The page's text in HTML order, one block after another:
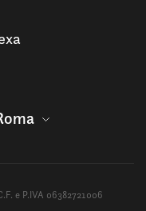
e P.IVA 06382721006